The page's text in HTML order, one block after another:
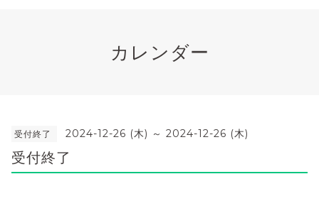
カレンダー
受付終了 2024-12-26 (木) ～ 2024-12-26 (木)
受付終了